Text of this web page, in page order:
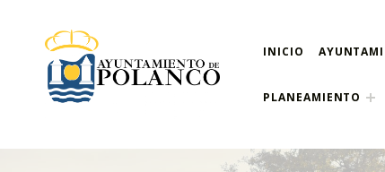
ayuntamiento de
AYUNTAMIENTO DE POLANCO
INICIO
PLANEAMIENTO